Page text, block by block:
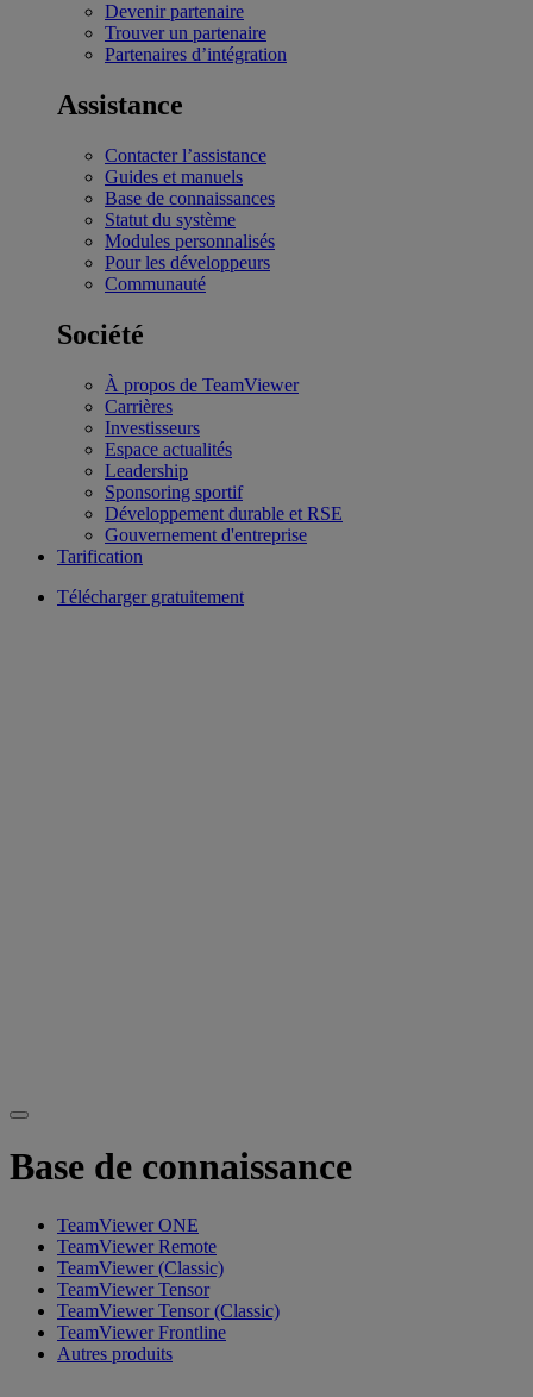
Devenir partenaire
Trouver un partenaire
Partenaires d’intégration
Assistance
Contacter l’assistance
Guides et manuels
Base de connaissances
Statut du système
Modules personnalisés
Pour les développeurs
Communauté
Société
À propos de TeamViewer
Carrières
Investisseurs
Espace actualités
Leadership
Sponsoring sportif
Développement durable et RSE
Gouvernement d'entreprise
Tarification
Télécharger gratuitement
Base de connaissance
TeamViewer ONE
TeamViewer Remote
TeamViewer (Classic)
TeamViewer Tensor
TeamViewer Tensor (Classic)
TeamViewer Frontline
Autres produits